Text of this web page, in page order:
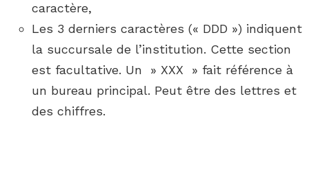
caractère,
Les 3 derniers caractères (« DDD ») indiquent
la succursale de l’institution. Cette section
est facultative. Un » XXX » fait référence à
un bureau principal. Peut être des lettres et
des chiffres.